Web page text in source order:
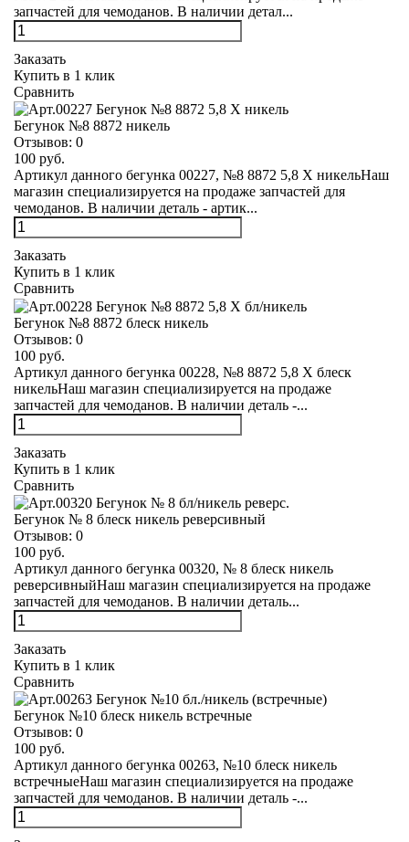
запчастей для чемоданов. В наличии детал...
Заказать
Купить в 1 клик
Сравнить
Бегунок №8 8872 никель
Отзывов: 0
100 руб.
Артикул данного бегунка 00227, №8 8872 5,8 Х никельНаш
магазин специализируется на продаже запчастей для
чемоданов. В наличии деталь - артик...
Заказать
Купить в 1 клик
Сравнить
Бегунок №8 8872 блеск никель
Отзывов: 0
100 руб.
Артикул данного бегунка 00228, №8 8872 5,8 Х блеск
никельНаш магазин специализируется на продаже
запчастей для чемоданов. В наличии деталь -...
Заказать
Купить в 1 клик
Сравнить
Бегунок № 8 блеск никель реверсивный
Отзывов: 0
100 руб.
Артикул данного бегунка 00320, № 8 блеск никель
реверсивныйНаш магазин специализируется на продаже
запчастей для чемоданов. В наличии деталь...
Заказать
Купить в 1 клик
Сравнить
Бегунок №10 блеск никель встречные
Отзывов: 0
100 руб.
Артикул данного бегунка 00263, №10 блеск никель
встречныеНаш магазин специализируется на продаже
запчастей для чемоданов. В наличии деталь -...